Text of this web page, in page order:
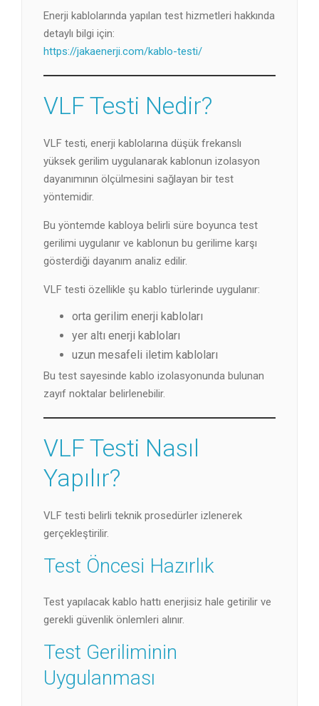
Enerji kablolarında yapılan test hizmetleri hakkında
detaylı bilgi için:
https://jakaenerji.com/kablo-testi/
VLF Testi Nedir?
VLF testi, enerji kablolarına düşük frekanslı
yüksek gerilim uygulanarak kablonun izolasyon
dayanımının ölçülmesini sağlayan bir test
yöntemidir.
Bu yöntemde kabloya belirli süre boyunca test
gerilimi uygulanır ve kablonun bu gerilime karşı
gösterdiği dayanım analiz edilir.
VLF testi özellikle şu kablo türlerinde uygulanır:
orta gerilim enerji kabloları
yer altı enerji kabloları
uzun mesafeli iletim kabloları
Bu test sayesinde kablo izolasyonunda bulunan
zayıf noktalar belirlenebilir.
VLF Testi Nasıl
Yapılır?
VLF testi belirli teknik prosedürler izlenerek
gerçekleştirilir.
Test Öncesi Hazırlık
Test yapılacak kablo hattı enerjisiz hale getirilir ve
gerekli güvenlik önlemleri alınır.
Test Geriliminin
Uygulanması